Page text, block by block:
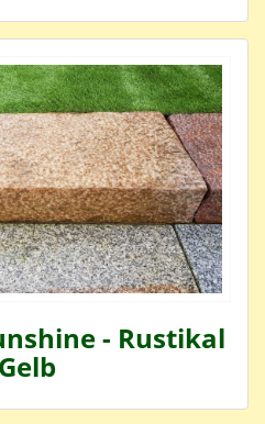
- Rustikal